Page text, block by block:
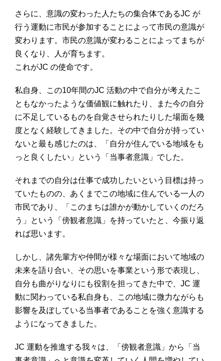
さらに、意識の変わった人たちの集合体であるJC が
行う運動に市民が参加することによって市民の意識が
変わります。市民の意識が変わることによってまちが
良くなり、人が育ちます。
これがJC の使命です。
私自身、この10年間のJC 活動の中で自分が考えたこ
ともなかったような価値観に触れたり、また今の自分
に不足しているものを自覚させられたりした場面を幾
度となく経験してきました。その中で自分が持ってい
ないと最も感じたのは、「自分が住んでいる地域をも
っと良くしたい」という「当事者意識」でした。
それまでの自分は仕事で成功したいという目標は持っ
ていたものの、あくまでこの地域に住んでいる一人の
市民であり、「このまちは誰かが動かしていくのだろ
う」という「傍観者意識」を持っていたと、今振り返
れば思います。
しかし、諸先輩方や仲間が様々な場面において地域の
未来を語り合い、その思いを事業という形で表現し、
自分も曲がりなりにも役割を担ってきた中で、JC 運
動に関わっている私自身も、この地域に微力ながらも
影響を及ぼしている当事者であることを強く意識する
ようになってきました。
JC 運動を推進する我々は、「傍観者意識」から「当